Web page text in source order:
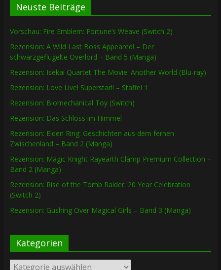
Neuste Beiträge
Vorschau: Fire Emblem: Fortune’s Weave (Switch 2)
Rezension: A Wild Last Boss Appeared! – Der
schwarzgeflügelte Overlord – Band 5 (Manga)
Rezension: Isekai Quartet The Movie: Another World (Blu-ray)
Rezension: Love Live! Superstar!! – Staffel 1
Rezension: Biomechanical Toy (Switch)
Rezension: Das Schloss im Himmel
Rezension: Elden Ring: Geschichten aus dem fernen
Zwischenland – Band 2 (Manga)
Rezension: Magic Knight Rayearth Clamp Premium Collection –
Band 2 (Manga)
Rezension: Rise of the Tomb Raider: 20 Year Celebration
(Switch 2)
Rezension: Gushing Over Magical Girls – Band 3 (Manga)
Kategorien
Kategorien